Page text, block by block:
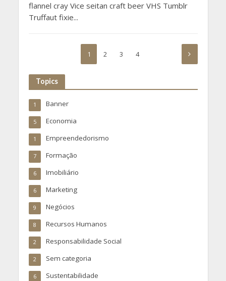
flannel cray Vice seitan craft beer VHS Tumblr
Truffaut fixie...
1 2 3 4
Topics
Banner
1
Economia
5
Empreendedorismo
1
Formação
7
Imobiliário
6
Marketing
6
Negócios
9
Recursos Humanos
8
Responsabilidade Social
2
Sem categoria
2
Sustentabilidade
6